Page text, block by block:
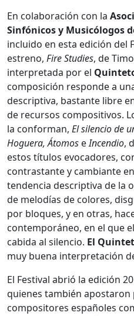
En colaboración con la
Sinfónicos y Musicólogos
incluido en esta edición del
estreno, Fire Studies, de
interpretada por el
composición responde a
descriptiva, bastante libre
de recursos compositivos.
la conforman, El silencio de
Hoguera, Átomos eIncendio,
estos títulos evocadores,
contrastante y cambiante
tendencia descriptiva de la
de melodías de colores,
por bloques, y en otras,
contemporáneo, en el que el
cabida al silencio. El
muy buena interpretación
El Festival abrió la edición
quienes también
compositores españoles